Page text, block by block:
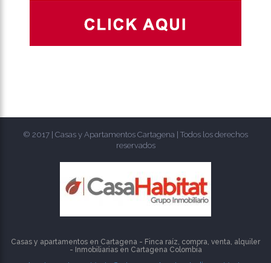
© 2017 | Casas y Apartamentos Cartagena | Todos los derechos
reservados
Casas y apartamentos en Cartagena - Finca raíz, compra, venta, alquiler
- Inmobiliarias en Cartagena Colombia